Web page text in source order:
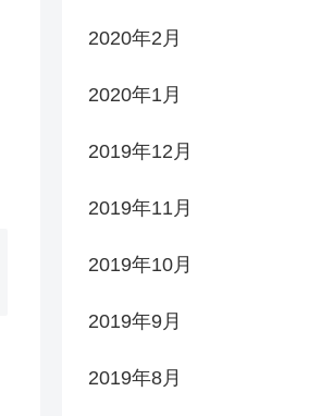
2020年2月
2020年1月
2019年12月
2019年11月
2019年10月
2019年9月
2019年8月